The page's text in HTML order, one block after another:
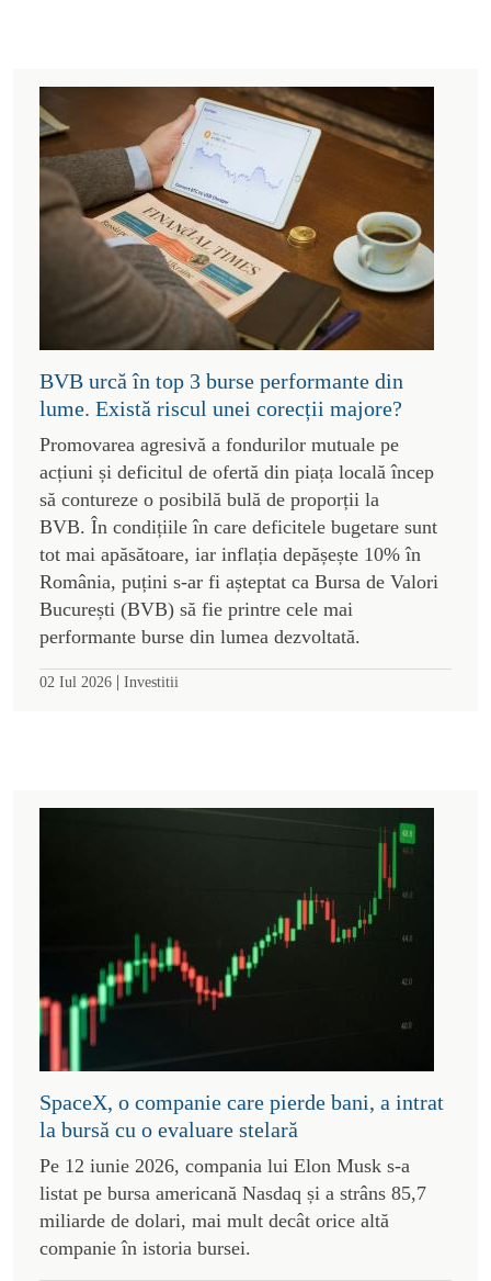
BVB urcă în top 3 burse performante din
lume. Există riscul unei corecții majore?
Promovarea agresivă a fondurilor mutuale pe
acțiuni și deficitul de ofertă din piața locală încep
să contureze o posibilă bulă de proporții la
BVB. În condițiile în care deficitele bugetare sunt
tot mai apăsătoare, iar inflația depășește 10% în
România, puțini s-ar fi așteptat ca Bursa de Valori
București (BVB) să fie printre cele mai
performante burse din lumea dezvoltată.
02 Iul 2026 | Investitii
SpaceX, o companie care pierde bani, a intrat
la bursă cu o evaluare stelară
Pe 12 iunie 2026, compania lui Elon Musk s-a
listat pe bursa americană Nasdaq și a strâns 85,7
miliarde de dolari, mai mult decât orice altă
companie în istoria bursei.